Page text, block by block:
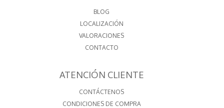
BLOG
LOCALIZACIÓN
VALORACIONES
CONTACTO
ATENCIÓN CLIENTE
CONTÁCTENOS
CONDICIONES DE COMPRA